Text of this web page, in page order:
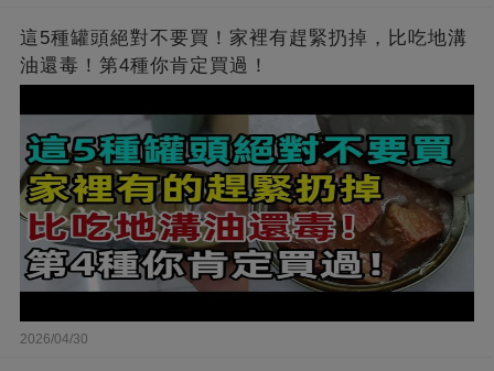
這5種罐頭絕對不要買！家裡有趕緊扔掉，比吃地溝
油還毒！第4種你肯定買過！
2026/04/30